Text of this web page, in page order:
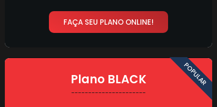
FAÇA SEU PLANO ONLINE!
Plano BLACK
----------------------
POPULAR